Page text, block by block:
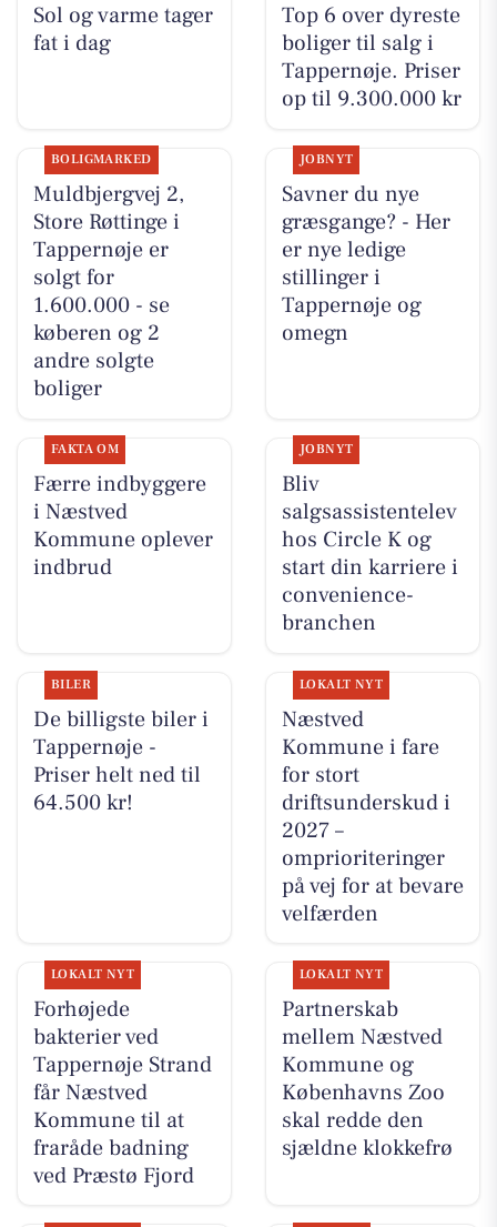
Sol og varme tager
fat i dag
Top 6 over dyreste
boliger til salg i
Tappernøje. Priser
op til 9.300.000 kr
BOLIGMARKED
Muldbjergvej 2,
Store Røttinge i
Tappernøje er
solgt for
1.600.000 - se
køberen og 2
andre solgte
boliger
JOBNYT
Savner du nye
græsgange? - Her
er nye ledige
stillinger i
Tappernøje og
omegn
FAKTA OM
Færre indbyggere
i Næstved
Kommune oplever
indbrud
JOBNYT
Bliv
salgsassistentelev
hos Circle K og
start din karriere i
convenience-
branchen
BILER
De billigste biler i
Tappernøje -
Priser helt ned til
64.500 kr!
LOKALT NYT
Næstved
Kommune i fare
for stort
driftsunderskud i
2027 –
omprioriteringer
på vej for at bevare
velfærden
LOKALT NYT
Forhøjede
bakterier ved
Tappernøje Strand
får Næstved
Kommune til at
fraråde badning
ved Præstø Fjord
LOKALT NYT
Partnerskab
mellem Næstved
Kommune og
Københavns Zoo
skal redde den
sjældne klokkefrø